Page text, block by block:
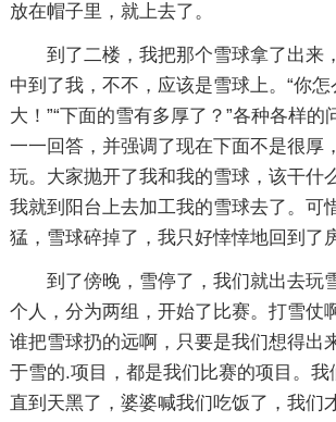
放在帽子里，就上去了。
到了二楼，我把那个雪球拿了出来
中到了我，不不，应该是雪球上。“你怎
大！”“下面的雪有多厚了？”各种各样的
一一回答，并强调了现在下面不是很厚
玩。大家抛开了我和我的雪球，该干什
我就到阳台上去加工我的雪球去了。可
猛，雪球碎掉了，我只好悻悻地回到了
到了傍晚，雪停了，我们就出去玩
个人，分为两组，开始了比赛。打雪仗
谁把雪球扔的远啊，只要是我们想得出
于雪的.项目，都是我们比赛的项目。我
直到天黑了，婆婆喊我们吃饭了，我们